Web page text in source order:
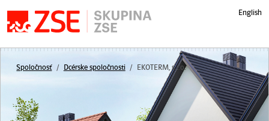
English
Spoločnosť Dcérske spoločnosti EKOTERM, s.r.o.